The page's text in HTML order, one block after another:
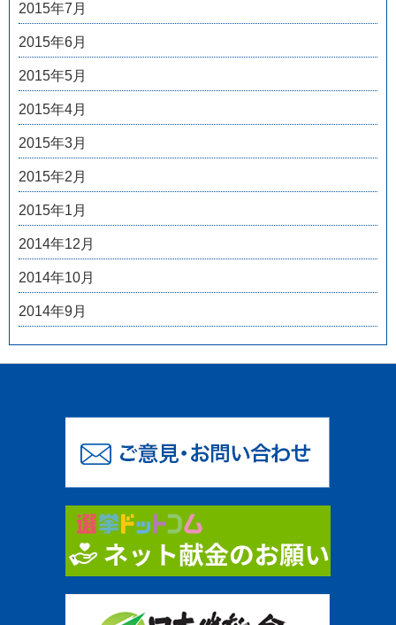
2015年7月
2015年6月
2015年5月
2015年4月
2015年3月
2015年2月
2015年1月
2014年12月
2014年10月
2014年9月